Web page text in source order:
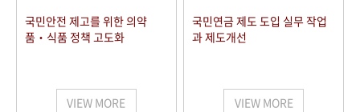
국민안전 제고를 위한 의약
품‧식품 정책 고도화
VIEW MORE
국민연금 제도 도입 실무 작업
과 제도개선
VIEW MORE